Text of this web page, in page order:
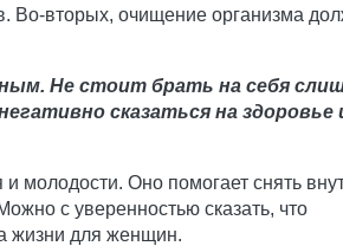
Во-вторых, очищение организма
Не стоит брать на себя
сказаться на здоровье
молодости. Оно помогает снять
с уверенностью сказать, что
жизни для женщин.